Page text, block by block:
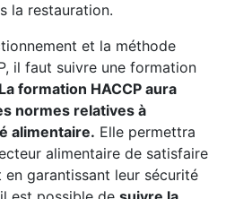
la restauration.
et la méthode
il faut suivre une formation
La formation HACCP aura
normes relatives à
alimentaire. Elle permettra
alimentaire de satisfaire
garantissant leur sécurité